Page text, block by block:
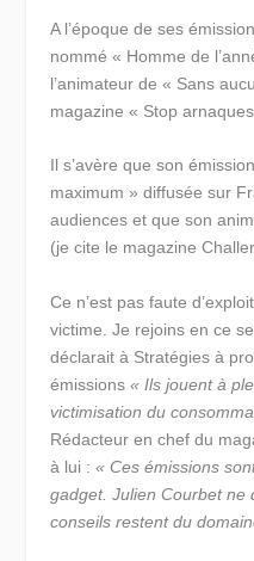
A l’époque de ses
nommé « Homme de
l’animateur de « Sans
magazine « Stop
Il s’avère que son
maximum » diffusée sur
audiences et que son
(je cite le magazine
Ce n’est pas faute
victime. Je rejoins en ce
déclarait à Stratégies à
émissions« Ils jouent à
victimisation du
Rédacteur en chef du
à lui :« Ces émissions
gadget. Julien Courbet ne
conseils restent du